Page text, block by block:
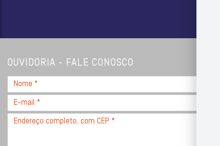
OUVIDORIA - FALE CONOSCO
Nome
*
E-
mail
Endereço